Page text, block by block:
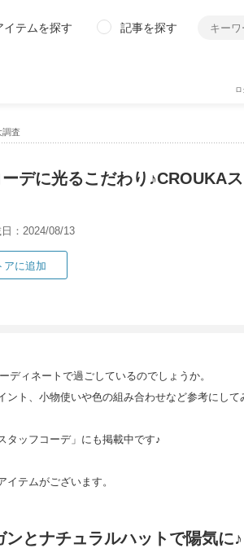
イテムを探す 記事を探す
調査
デに光るこだわり♪CROUKA
：2024/08/13
アに追加
ディネートで過ごしているのでしょうか。
ト、小物使いや色の組み合わせなど参考にして
タッフコーデ」にも掲載中です♪
テムがございます。
とナチュラルハットで陽気に♪